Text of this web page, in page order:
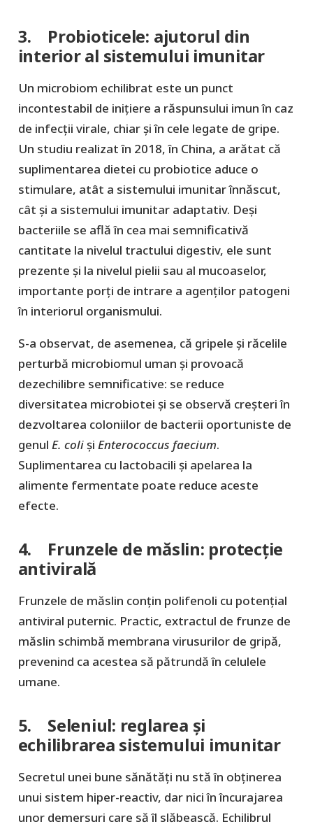
3. Probioticele: ajutorul din
interior al sistemului imunitar
Un microbiom echilibrat este un punct
incontestabil de inițiere a răspunsului imun în caz
de infecții virale, chiar și în cele legate de gripe.
Un studiu realizat în 2018, în China, a arătat că
suplimentarea dietei cu probiotice aduce o
stimulare, atât a sistemului imunitar înnăscut,
cât și a sistemului imunitar adaptativ. Deși
bacteriile se află în cea mai semnificativă
cantitate la nivelul tractului digestiv, ele sunt
prezente și la nivelul pielii sau al mucoaselor,
importante porți de intrare a agenților patogeni
în interiorul organismului.
S-a observat, de asemenea, că gripele și răcelile
perturbă microbiomul uman și provoacă
dezechilibre semnificative: se reduce
diversitatea microbiotei și se observă creșteri în
dezvoltarea coloniilor de bacterii oportuniste de
genul E. coliși Enterococcus faecium.
Suplimentarea cu lactobacili și apelarea la
alimente fermentate poate reduce aceste
efecte.
4. Frunzele de măslin: protecție
antivirală
Frunzele de măslin conțin polifenoli cu potențial
antiviral puternic. Practic, extractul de frunze de
măslin schimbă membrana virusurilor de gripă,
prevenind ca acestea să pătrundă în celulele
umane.
5. Seleniul: reglarea și
echilibrarea sistemului imunitar
Secretul unei bune sănătăți nu stă în obținerea
unui sistem hiper-reactiv, dar nici în încurajarea
unor demersuri care să îl slăbească. Echilibrul